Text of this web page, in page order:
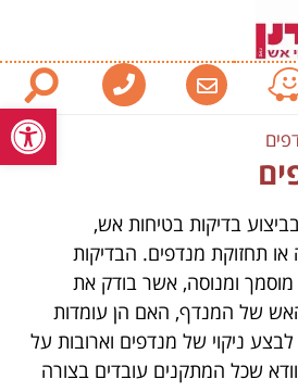
פתח
בדיקות בטיחות אש,
תחזוקת מנדפים. הבדיקות
ומנוסה, אשר בודק את
האש של המנדף, האם הן עומדות
ניקוי של מנדפים וארובות על
שכל המתקנים עובדים בצורה